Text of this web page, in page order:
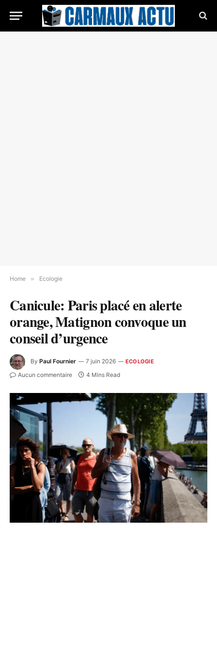
Home » Ecologie
Canicule: Paris placé en alerte
orange, Matignon convoque un
conseil d’urgence
By Paul Fournier 7 juin 2026 ECOLOGIE
Aucun commentaire 4 Mins Read